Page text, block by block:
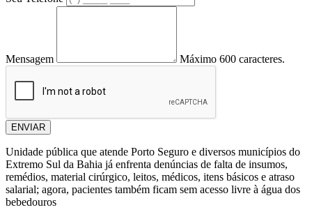
Mensagem Máximo 600 caracteres.
ENVIAR
Unidade pública que atende Porto Seguro e diversos municípios do
Extremo Sul da Bahia já enfrenta denúncias de falta de insumos,
remédios, material cirúrgico, leitos, médicos, itens básicos e atraso
salarial; agora, pacientes também ficam sem acesso livre à água dos
bebedouros